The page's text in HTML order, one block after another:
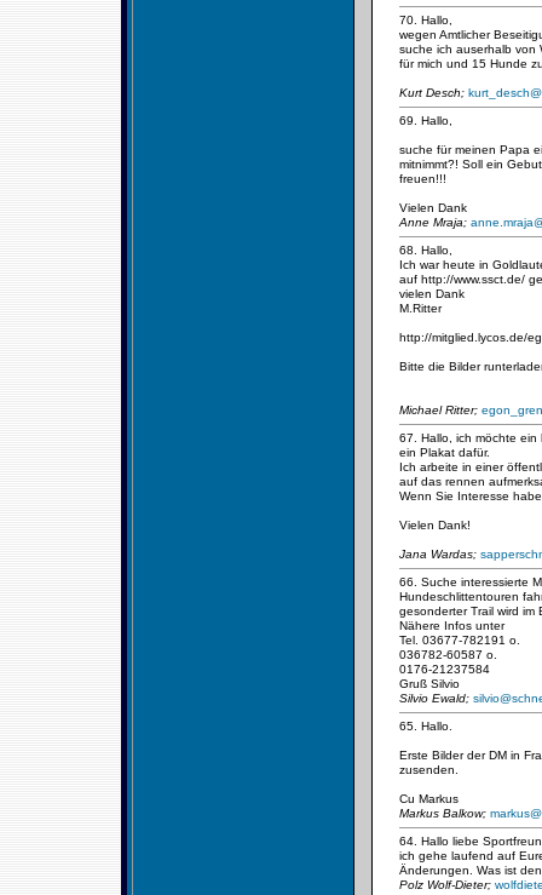
70. Hallo,
wegen Amtlicher
suche ich auserhalb von
für mich und 15 Hunde
Kurt Desch;
69. Hallo,
suche für meinen Papa
mitnimmt?! Soll ein
freuen!!!
Vielen Dank
Anne Mraja;
68. Hallo,
Ich war heute in
auf http://www.ssct.de/
vielen Dank
M.Ritter
http://mitglied.lycos.de/
Bitte die Bilder
Michael Ritter;
67. Hallo, ich möchte
ein Plakat dafür.
Ich arbeite in einer
auf das rennen
Wenn Sie Interesse
Vielen Dank!
Jana Wardas;
66. Suche interessierte
Hundeschlittentouren
gesonderter Trail wird im
Nähere Infos unter
Tel. 03677-782191 o.
036782-60587 o.
0176-21237584
Gruß Silvio
Silvio Ewald;
65. Hallo.
Erste Bilder der DM in
zusenden.
Cu Markus
Markus Balkow;
64. Hallo liebe
ich gehe laufend auf
Änderungen. Was ist
Polz Wolf-Dieter;